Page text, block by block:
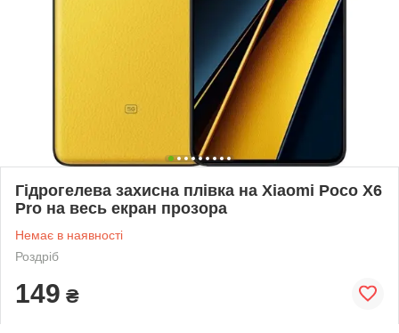
Гідрогелева захисна плівка на Xiaomi Poco X6
Pro на весь екран прозора
Немає в наявності
Роздріб
149 ₴